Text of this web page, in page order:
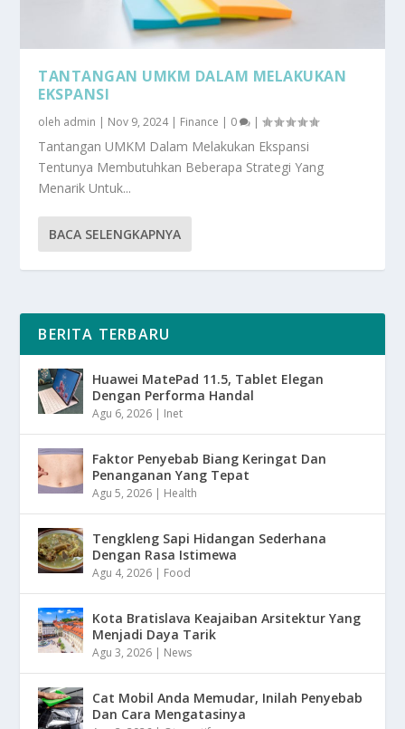
TANTANGAN UMKM DALAM MELAKUKAN
EKSPANSI
oleh admin | Nov 9, 2024| Finance | 0 |
Tantangan UMKM Dalam Melakukan Ekspansi
Tentunya Membutuhkan Beberapa Strategi Yang
Menarik Untuk...
BACA SELENGKAPNYA
BERITA TERBARU
Huawei MatePad 11.5, Tablet Elegan
Dengan Performa Handal
Agu 6, 2026 | Inet
Faktor Penyebab Biang Keringat Dan
Penanganan Yang Tepat
Agu 5, 2026 | Health
Tengkleng Sapi Hidangan Sederhana
Dengan Rasa Istimewa
Agu 4, 2026 | Food
Kota Bratislava Keajaiban Arsitektur Yang
Menjadi Daya Tarik
Agu 3, 2026 | News
Cat Mobil Anda Memudar, Inilah Penyebab
Dan Cara Mengatasinya